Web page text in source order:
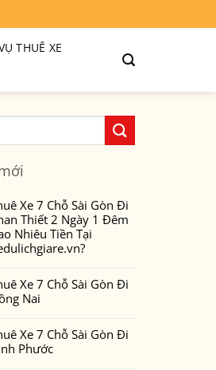
THUÊ XE
Xe 7 Chỗ Sài Gòn Đi
Thiết 2 Ngày 1 Đêm
Nhiêu Tiền Tại
Xe 7 Chỗ Sài Gòn Đi
Nai
Xe 7 Chỗ Sài Gòn Đi
Phước